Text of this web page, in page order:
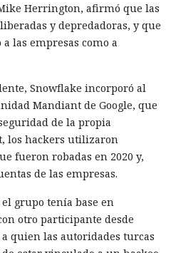
Herrington, afirmó que las
y depredadoras, y que
las empresas como a
Snowflake incorporó al
Mandiant de Google, que
de la propia
los hackers utilizaron
fueron robadas en 2020 y,
de las empresas.
grupo tenía base en
otro participante desde
quien las autoridades turcas